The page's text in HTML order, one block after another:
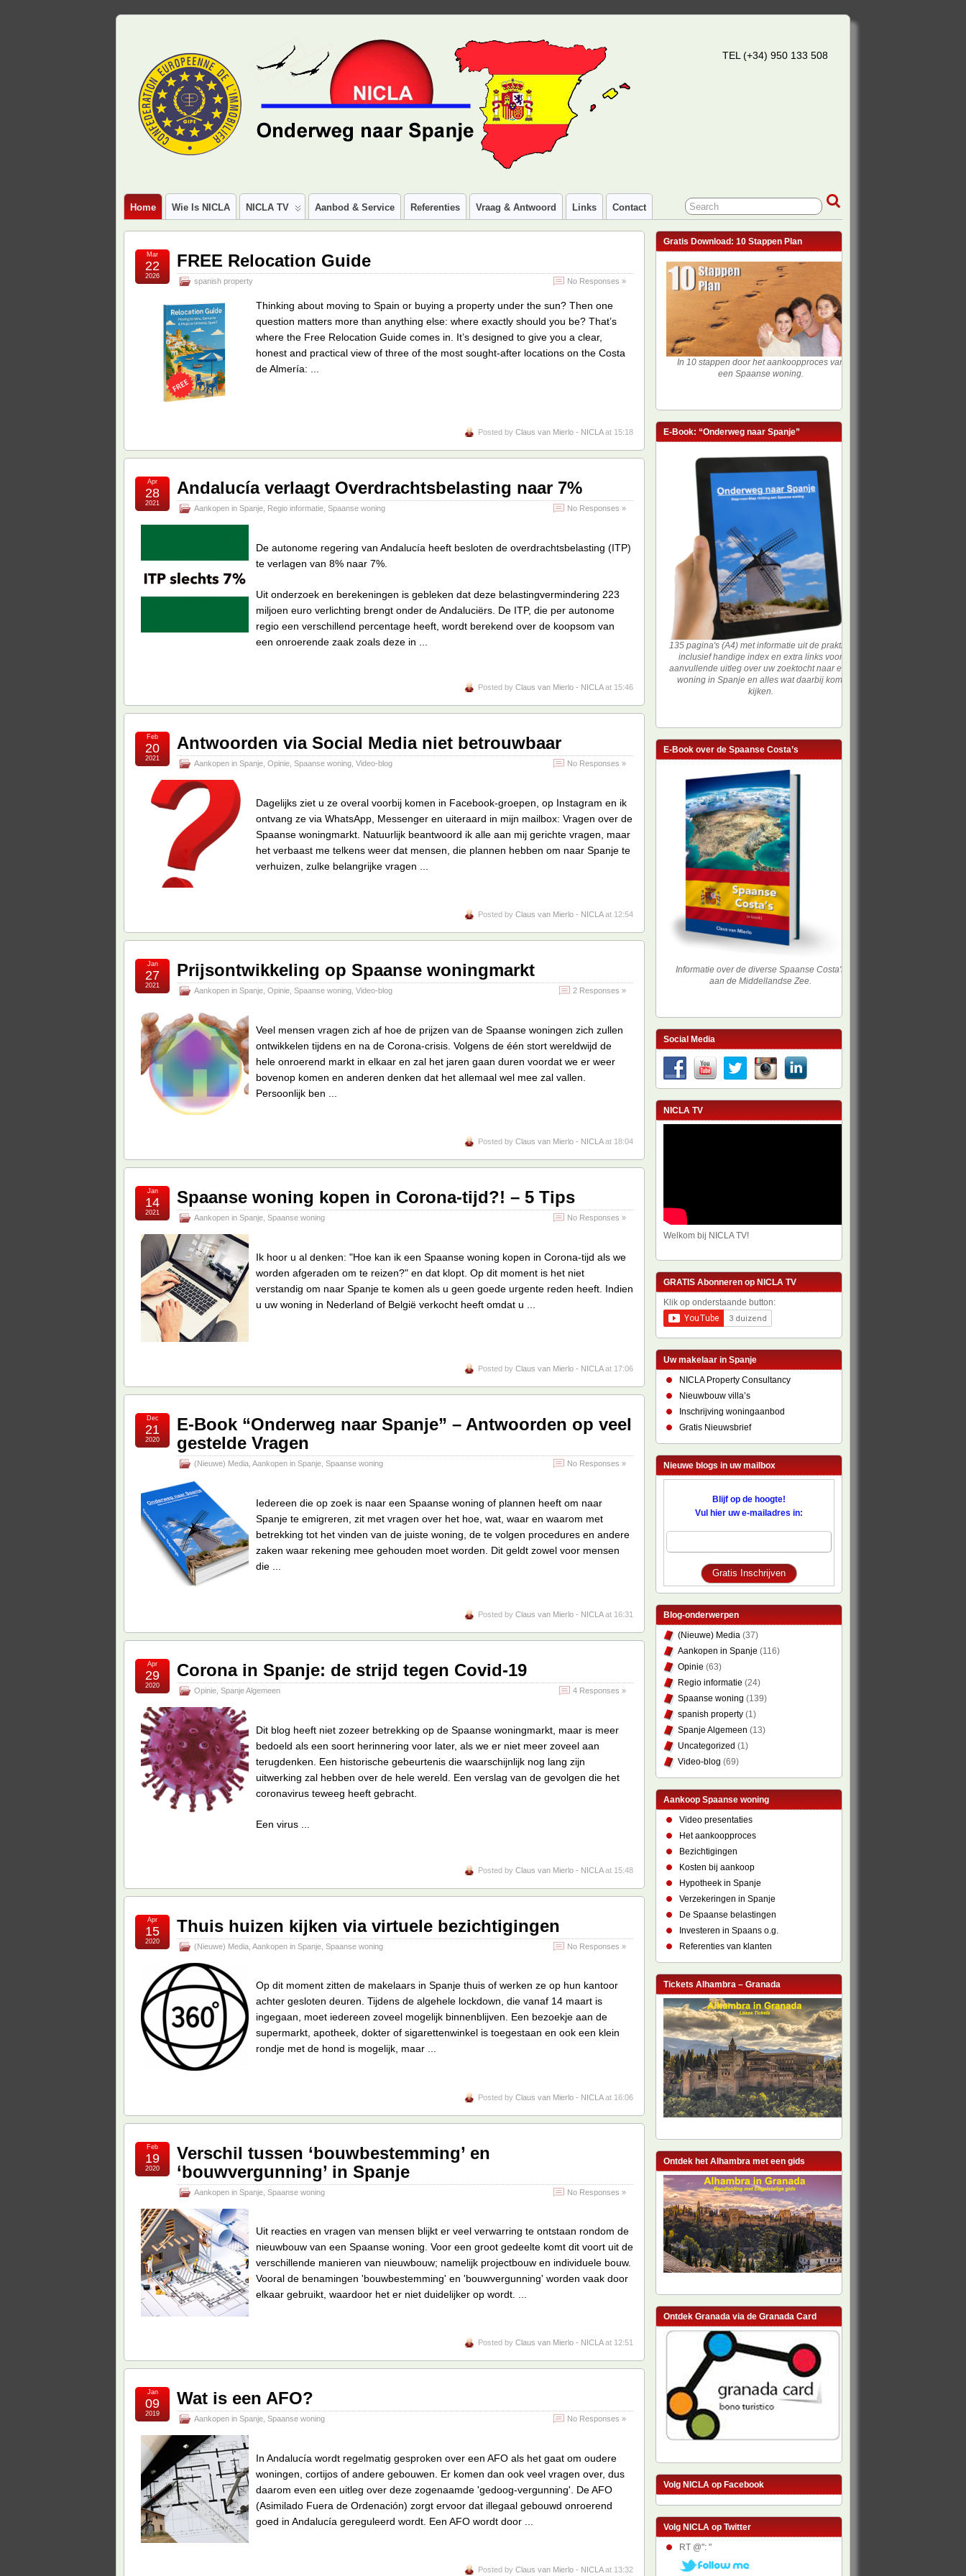
TEL (+34) 950 133 508
Home Wie Is NICLA NICLA TV Aanbod & Service Referenties Vraag & Antwoord Links Contact
FREE Relocation Guide
spanish property No Responses »
Mar
22
2026
Thinking about moving to Spain or buying a property under the sun? Then one
question matters more than anything else: where exactly should you be? That’s
where the Free Relocation Guide comes in. It’s designed to give you a clear,
honest and practical view of three of the most sought-after locations on the Costa
de Almería: ...
Posted by Claus van Mierlo - NICLAat 15:18
Andalucía verlaagt Overdrachtsbelasting naar 7%
Aankopen in Spanje Regio informatie Spaanse woning No Responses »
Apr
28
2021
De autonome regering van Andalucía heeft besloten de overdrachtsbelasting (ITP)
te verlagen van 8% naar 7%.
Uit onderzoek en berekeningen is gebleken dat deze belastingvermindering 223
miljoen euro verlichting brengt onder de Andaluciërs. De ITP, die per autonome
regio een verschillend percentage heeft, wordt berekend over de koopsom van
een onroerende zaak zoals deze in ...
Posted by Claus van Mierlo - NICLAat 15:46
Antwoorden via Social Media niet betrouwbaar
Aankopen in Spanje, Opinie, Spaanse woning, Video-blog No Responses »
Feb
20
2021
Dagelijks ziet u ze overal voorbij komen in Facebook-groepen, op Instagram en ik
ontvang ze via WhatsApp, Messenger en uiteraard in mijn mailbox: Vragen over de
Spaanse woningmarkt. Natuurlijk beantwoord ik alle aan mij gerichte vragen, maar
het verbaast me telkens weer dat mensen, die plannen hebben om naar Spanje te
verhuizen, zulke belangrijke vragen ...
Posted by Claus van Mierlo - NICLAat 12:54
Prijsontwikkeling op Spaanse woningmarkt
Aankopen in Spanje Opinie Spaanse woning Video-blog 2 Responses »
Jan
27
2021
Veel mensen vragen zich af hoe de prijzen van de Spaanse woningen zich zullen
ontwikkelen tijdens en na de Corona-crisis. Volgens de één stort wereldwijd de
hele onroerend markt in elkaar en zal het jaren gaan duren voordat we er weer
bovenop komen en anderen denken dat het allemaal wel mee zal vallen.
Persoonlijk ben ...
Posted by Claus van Mierlo - NICLAat 18:04
Spaanse woning kopen in Corona-tijd?! – 5 Tips
Aankopen in Spanje Spaanse woning No Responses »
Jan
14
2021
Ik hoor u al denken: "Hoe kan ik een Spaanse woning kopen in Corona-tijd als we
worden afgeraden om te reizen?" en dat klopt. Op dit moment is het niet
verstandig om naar Spanje te komen als u geen goede urgente reden heeft. Indien
u uw woning in Nederland of België verkocht heeft omdat u ...
Posted by Claus van Mierlo - NICLAat 17:06
E-Book “Onderweg naar Spanje” – Antwoorden op veel
gestelde Vragen
(Nieuwe) Media Aankopen in Spanje Spaanse woning No Responses »
Dec
21
2020
Iedereen die op zoek is naar een Spaanse woning of plannen heeft om naar
Spanje te emigreren, zit met vragen over het hoe, wat, waar en waarom met
betrekking tot het vinden van de juiste woning, de te volgen procedures en andere
zaken waar rekening mee gehouden moet worden. Dit geldt zowel voor mensen
die ...
Posted by Claus van Mierlo - NICLAat 16:31
Corona in Spanje: de strijd tegen Covid-19
Opinie Spanje Algemeen 4 Responses »
Apr
29
2020
Dit blog heeft niet zozeer betrekking op de Spaanse woningmarkt, maar is meer
bedoeld als een soort herinnering voor later, als we er niet meer zoveel aan
terugdenken. Een historische gebeurtenis die waarschijnlijk nog lang zijn
uitwerking zal hebben over de hele wereld. Een verslag van de gevolgen die het
coronavirus teweeg heeft gebracht.
Een virus ...
Posted by Claus van Mierlo - NICLAat 15:48
Thuis huizen kijken via virtuele bezichtigingen
(Nieuwe) Media Aankopen in Spanje Spaanse woning No Responses »
Apr
15
2020
Op dit moment zitten de makelaars in Spanje thuis of werken ze op hun kantoor
achter gesloten deuren. Tijdens de algehele lockdown, die vanaf 14 maart is
ingegaan, moet iedereen zoveel mogelijk binnenblijven. Een bezoekje aan de
supermarkt, apotheek, dokter of sigarettenwinkel is toegestaan en ook een klein
rondje met de hond is mogelijk, maar ...
Posted by Claus van Mierlo - NICLAat 16:06
Verschil tussen ‘bouwbestemming’ en
‘bouwvergunning’ in Spanje
Aankopen in Spanje Spaanse woning No Responses »
Feb
19
2020
Uit reacties en vragen van mensen blijkt er veel verwarring te ontstaan rondom de
nieuwbouw van een Spaanse woning. Voor een groot gedeelte komt dit voort uit de
verschillende manieren van nieuwbouw; namelijk projectbouw en individuele bouw.
Vooral de benamingen 'bouwbestemming' en 'bouwvergunning' worden vaak door
elkaar gebruikt, waardoor het er niet duidelijker op wordt. ...
Posted by Claus van Mierlo - NICLAat 12:51
Wat is een AFO?
Aankopen in Spanje, Spaanse woning No Responses »
Jan
09
2019
In Andalucía wordt regelmatig gesproken over een AFO als het gaat om oudere
woningen, cortijos of andere gebouwen. Er komen dan ook veel vragen over, dus
daarom even een uitleg over deze zogenaamde 'gedoog-vergunning'. De AFO
(Asimilado Fuera de Ordenación) zorgt ervoor dat illegaal gebouwd onroerend
goed in Andalucía gereguleerd wordt. Een AFO wordt door ...
Posted by Claus van Mierlo - NICLAat 13:32
Gratis Download: 10 Stappen Plan
In 10 stappen door het aankoopproces van
een Spaanse woning.
E-Book: “Onderweg naar Spanje”
135 pagina's (A4) met informatie uit de praktijk,
inclusief handige index en extra links voor
aanvullende uitleg over uw zoektocht naar een
woning in Spanje en alles wat daarbij komt
kijken.
E-Book over de Spaanse Costa’s
Informatie over de diverse Spaanse Costa's
aan de Middellandse Zee.
Social Media
NICLA TV
Welkom bij NICLA TV!
GRATIS Abonneren op NICLA TV
Klik op onderstaande button:
Uw makelaar in Spanje
NICLA Property Consultancy
Nieuwbouw villa’s
Inschrijving woningaanbod
Gratis Nieuwsbrief
Nieuwe blogs in uw mailbox
Blijf op de hoogte!
Vul hier uw e-mailadres in:
Blog-onderwerpen
(Nieuwe) Media (37)
Aankopen in Spanje (116)
Opinie (63)
Regio informatie (24)
Spaanse woning (139)
spanish property (1)
Spanje Algemeen (13)
Uncategorized (1)
Video-blog (69)
Aankoop Spaanse woning
Video presentaties
Het aankoopproces
Bezichtigingen
Kosten bij aankoop
Hypotheek in Spanje
Verzekeringen in Spanje
De Spaanse belastingen
Investeren in Spaans o.g.
Referenties van klanten
Tickets Alhambra – Granada
Ontdek het Alhambra met een gids
Ontdek Granada via de Granada Card
Volg NICLA op Facebook
Volg NICLA op Twitter
RT @": "